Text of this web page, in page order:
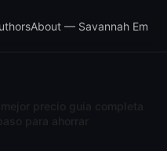
About — Savannah Em